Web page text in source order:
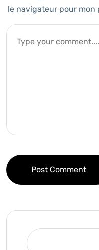
le navigateur pour mon
Post Comment